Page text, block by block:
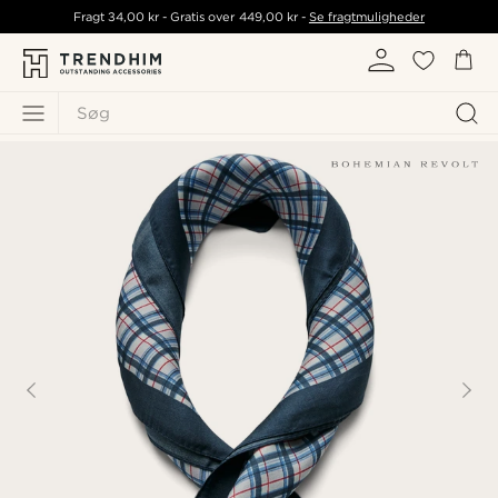
Søg
Fragt34,00 kr - Gratis over 449,00 kr- Se fragtmuligheder